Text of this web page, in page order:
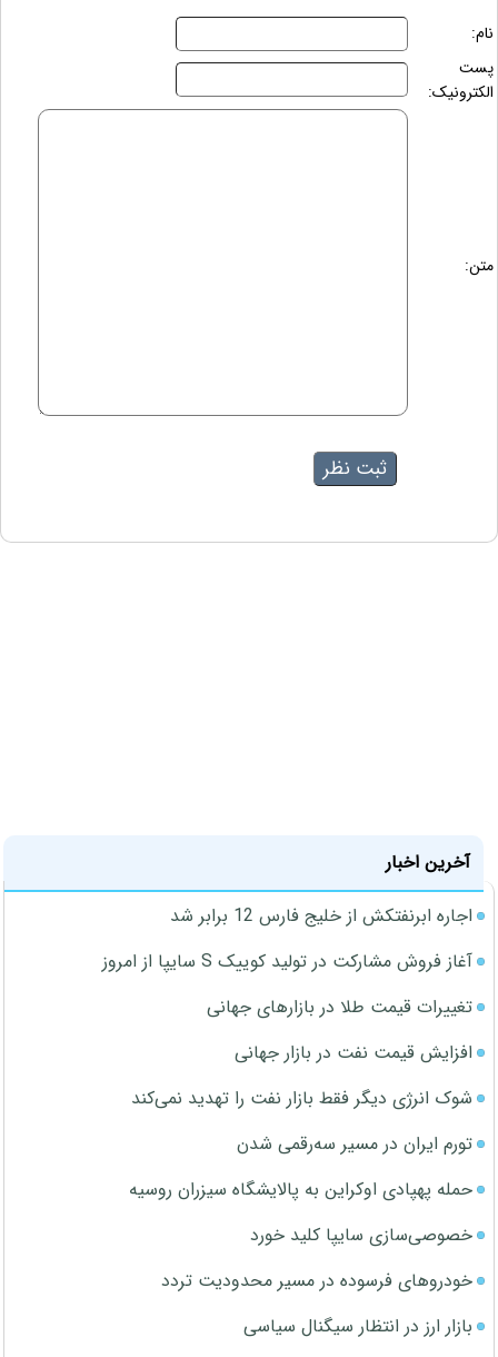
نام:
پست
الکترونیک:
متن:
آخرین اخبار
اجاره ابرنفتکش از خلیج فارس 12 برابر شد
آغاز فروش مشارکت در تولید کوییک S سایپا از امروز
تغییرات قیمت طلا در بازارهای جهانی
افزایش قیمت نفت در بازار جهانی
شوک انرژی دیگر فقط بازار نفت را تهدید نمی‌کند
تورم ایران در مسیر سه‌رقمی شدن
حمله پهپادی اوکراین به پالایشگاه سیزران روسیه
خصوصی‌سازی سایپا کلید خورد
خودروهای فرسوده در مسیر محدودیت تردد
بازار ارز در انتظار سیگنال سیاسی